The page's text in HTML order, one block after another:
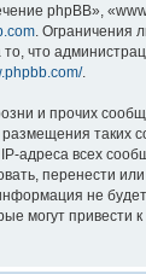
phpBB»,
. Ограничения
то, что
.
и прочих
таких
адреса всех
перенести
не
могут привести